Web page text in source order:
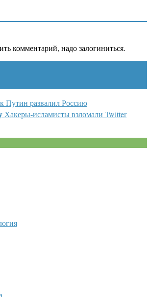
комментарий, надо залогиниться.
Путин развалил Россию
Хакеры-исламисты взломали Twitter